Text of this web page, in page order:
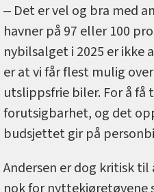
‒ Det er vel og bra med
havner på 97 eller 100
nybilsalget i 2025 er ikke
er at vi får flest mulig
utslippsfrie biler. For å få
forutsigbarhet, og det
budsjettet gir på
Andersen er dog kritisk